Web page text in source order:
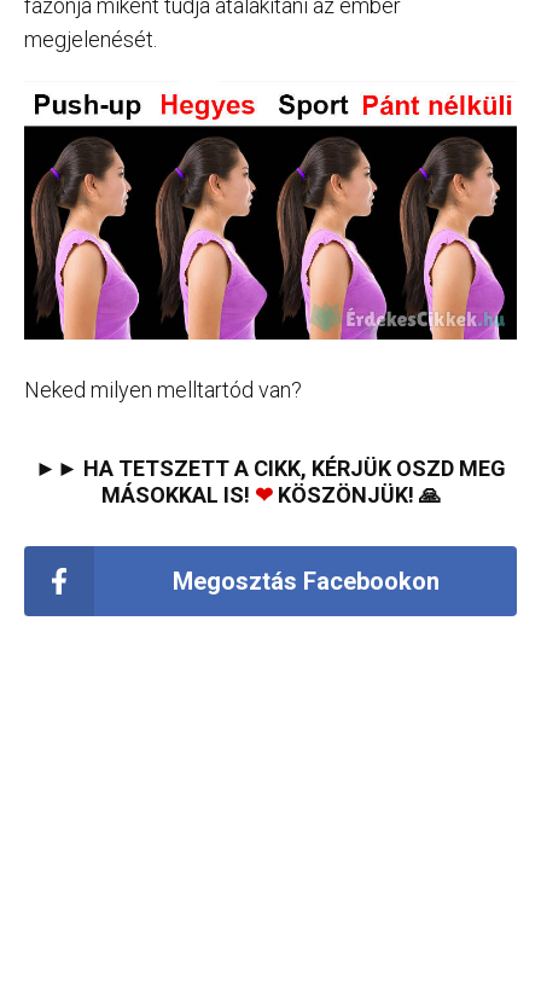
megjelenését.
Neked milyen melltartód van?
►► HA TETSZETT A CIKK, KÉRJÜK OSZD MEG
MÁSOKKAL IS! ❤KÖSZÖNJÜK! 🙏
Megosztás Facebookon